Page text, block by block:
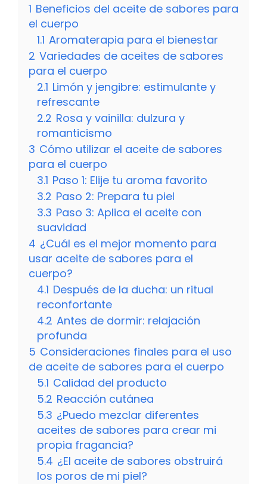
1 Beneficios del aceite de sabores para
el cuerpo
1.1 Aromaterapia para el bienestar
2 Variedades de aceites de sabores
para el cuerpo
2.1 Limón y jengibre: estimulante y
refrescante
2.2 Rosa y vainilla: dulzura y
romanticismo
3 Cómo utilizar el aceite de sabores
para el cuerpo
3.1 Paso 1: Elije tu aroma favorito
3.2 Paso 2: Prepara tu piel
3.3 Paso 3: Aplica el aceite con
suavidad
4 ¿Cuál es el mejor momento para
usar aceite de sabores para el
cuerpo?
4.1 Después de la ducha: un ritual
reconfortante
4.2 Antes de dormir: relajación
profunda
5 Consideraciones finales para el uso
de aceite de sabores para el cuerpo
5.1 Calidad del producto
5.2 Reacción cutánea
5.3 ¿Puedo mezclar diferentes
aceites de sabores para crear mi
propia fragancia?
5.4 ¿El aceite de sabores obstruirá
los poros de mi piel?